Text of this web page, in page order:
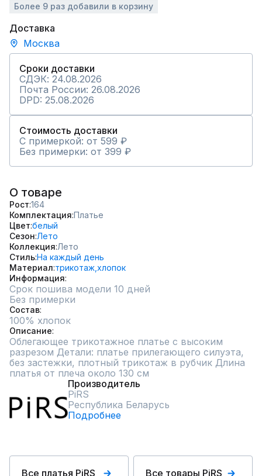
Более 9 раз добавили в корзину
Доставка
Москва
Сроки доставки
СДЭК: 24.08.2026
Почта России: 26.08.2026
DPD: 25.08.2026
Стоимость доставки
С примеркой: от 599 ₽
Без примерки: от 399 ₽
О товаре
Рост 164
Комплектация Платье
Цвет белый
Сезон Лето
Коллекция Лето
СтильНа каждый день
Материал трикотаж, хлопок
Информация
Срок пошива модели 10 дней
Без примерки
Состав
100% хлопок
Описание
Облегающее трикотажное платье с высоким
разрезом Детали: платье прилегающего силуэта,
без застежки, плотный трикотаж в рубчик Длина
платья от плеча около 130 см
Производитель
PiRS
Республика Беларусь
Подробнее
Все платья PiRS Все товары PiRS